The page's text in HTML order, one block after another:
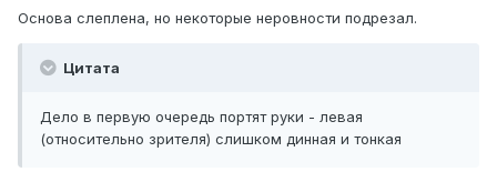
Основа слеплена, но некоторые неровности подрезал.
Цитата
Дело в первую очередь портят руки - левая
(относительно зрителя) слишком динная и тонкая